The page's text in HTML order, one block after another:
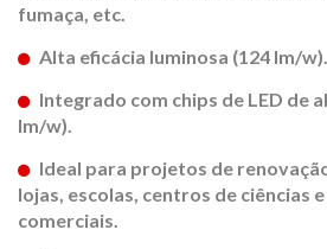
fumaça, etc.
Alta eficácia luminosa (124 lm/w).
Integrado com chips de LED de
lm/w).
Ideal para projetos de
lojas, escolas, centros de ciências
comerciais.